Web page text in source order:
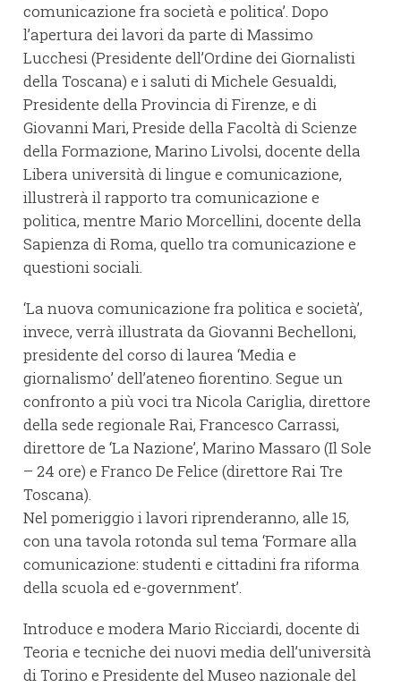
comunicazione fra società e politica’. Dopo
l’apertura dei lavori da parte di Massimo
Lucchesi (Presidente dell’Ordine dei Giornalisti
della Toscana) e i saluti di Michele Gesualdi,
Presidente della Provincia di Firenze, e di
Giovanni Mari, Preside della Facoltà di Scienze
della Formazione, Marino Livolsi, docente della
Libera università di lingue e comunicazione,
illustrerà il rapporto tra comunicazione e
politica, mentre Mario Morcellini, docente della
Sapienza di Roma, quello tra comunicazione e
questioni sociali.
‘La nuova comunicazione fra politica e società’,
invece, verrà illustrata da Giovanni Bechelloni,
presidente del corso di laurea ‘Media e
giornalismo’ dell’ateneo fiorentino. Segue un
confronto a più voci tra Nicola Cariglia, direttore
della sede regionale Rai, Francesco Carrassi,
direttore de ‘La Nazione’, Marino Massaro (Il Sole
– 24 ore) e Franco De Felice (direttore Rai Tre
Toscana).
Nel pomeriggio i lavori riprenderanno, alle 15,
con una tavola rotonda sul tema ‘Formare alla
comunicazione: studenti e cittadini fra riforma
della scuola ed e-government’.
Introduce e modera Mario Ricciardi, docente di
Teoria e tecniche dei nuovi media dell’università
di Torino e Presidente del Museo nazionale del